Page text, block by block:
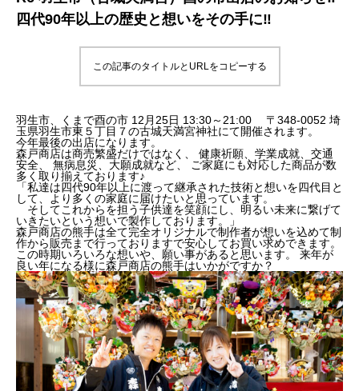
四代90年以上の歴史と想いをその手に‼︎
この記事のタイトルとURLをコピーする
羽生市、くまで酉の市 12月25日 13:30～21:00 〒348-0052 埼
玉県羽生市東５丁目７の古城天満宮神社にて開催されます。
今年最後の出店になります。
森戸商店は商売繁盛だけではなく、 健康祈願、学業成就、交通
安全、 無病息災、大願成就など、 ご家庭にも対応した商品が数
多く取り揃えております♪
「私達は四代90年以上に渡って継承された技術と想いを四代目と
して、より多くの家庭に届けたいと思っています。
そしてこれからを担う子供達を笑顔にし、明るい未来に繋げて
いきたいという想いで製作しております。」
森戸商店の熊手は全て完全オリジナルで制作者が想いを込めて制
作から販売まで行っておりますで安心してお買い求めできます。
この時期いろいろな想いや、願い事があると思います。 来年が
良い年になる様に森戸商店の熊手はいかがですか？